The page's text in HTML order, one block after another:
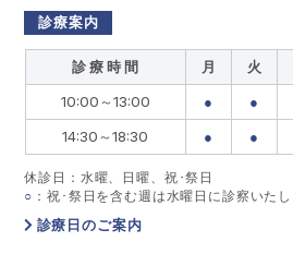
診療案内
診 療 時 間 月 火
10:00～13:00
● ●
14:30～18:30
● ●
休診日：水曜、日曜、祝･祭日
○ ：祝･祭日を含む週は水曜日に診察いたし
診療日のご案内